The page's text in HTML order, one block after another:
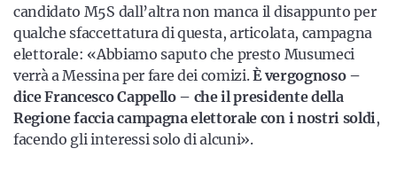
candidato M5S dall’altra non manca il disappunto per
qualche sfaccettatura di questa, articolata, campagna
elettorale: «Abbiamo saputo che presto Musumeci
verrà a Messina per fare dei comizi.È vergognoso –
dice Francesco Cappello – che il presidente della
Regione faccia campagna elettorale con i nostri soldi,
facendo gli interessi solo di alcuni».